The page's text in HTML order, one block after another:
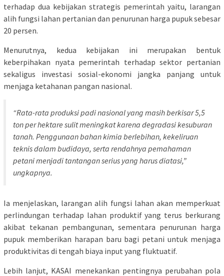
terhadap dua kebijakan strategis pemerintah yaitu, larangan
alih fungsi lahan pertanian dan penurunan harga pupuk sebesar
20 persen.
Menurutnya, kedua kebijakan ini merupakan bentuk
keberpihakan nyata pemerintah terhadap sektor pertanian
sekaligus investasi sosial-ekonomi jangka panjang untuk
menjaga ketahanan pangan nasional.
“Rata-rata produksi padi nasional yang masih berkisar 5,5
ton per hektare sulit meningkat karena degradasi kesuburan
tanah. Penggunaan bahan kimia berlebihan, kekeliruan
teknis dalam budidaya, serta rendahnya pemahaman
petani menjadi tantangan serius yang harus diatasi,”
ungkapnya.
Ia menjelaskan, larangan alih fungsi lahan akan memperkuat
perlindungan terhadap lahan produktif yang terus berkurang
akibat tekanan pembangunan, sementara penurunan harga
pupuk memberikan harapan baru bagi petani untuk menjaga
produktivitas di tengah biaya input yang fluktuatif.
Lebih lanjut, KASAI menekankan pentingnya perubahan pola